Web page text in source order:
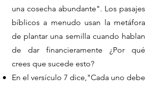
una cosecha abundante". Los pasajes
bíblicos a menudo usan la metáfora
de plantar una semilla cuando hablan
de dar financieramente ¿Por qué
crees que sucede esto?
En el versículo 7 dice,"Cada uno debe